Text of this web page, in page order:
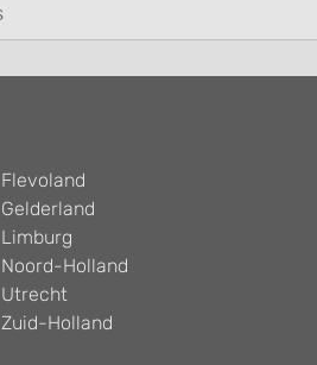
Flevoland
Gelderland
Limburg
Noord-Holland
Utrecht
Zuid-Holland